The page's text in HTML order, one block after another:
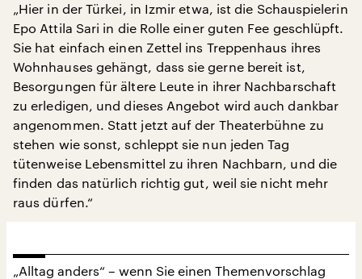
„Hier in der Türkei, in Izmir etwa, ist die Schauspielerin
Epo Attila Sari in die Rolle einer guten Fee geschlüpft.
Sie hat einfach einen Zettel ins Treppenhaus ihres
Wohnhauses gehängt, dass sie gerne bereit ist,
Besorgungen für ältere Leute in ihrer Nachbarschaft
zu erledigen, und dieses Angebot wird auch dankbar
angenommen. Statt jetzt auf der Theaterbühne zu
stehen wie sonst, schleppt sie nun jeden Tag
tütenweise Lebensmittel zu ihren Nachbarn, und die
finden das natürlich richtig gut, weil sie nicht mehr
raus dürfen.“
„Alltag anders“ – wenn Sie einen Themenvorschlag